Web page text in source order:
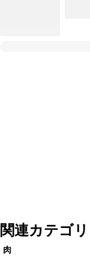
関連カテゴリ
肉